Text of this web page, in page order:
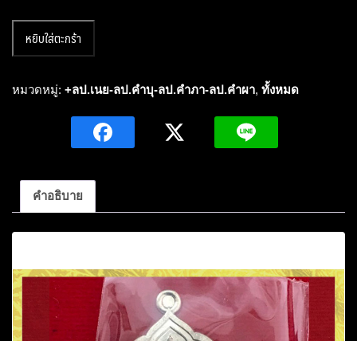
เหรียญ
รุ่น
เนื้อ
า
หมายเลข
224
ชิ้น
หยิบใส่ตะกร้า
หมวดหมู่: +ลป.เนย-ลป.คำบุ-ลป.คำภา-ลป.คำผา, ทั้งหมด
คำอธิบาย